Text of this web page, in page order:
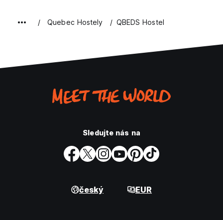
Quebec Hostely QBEDS Hostel
Sledujte nás na
český EUR